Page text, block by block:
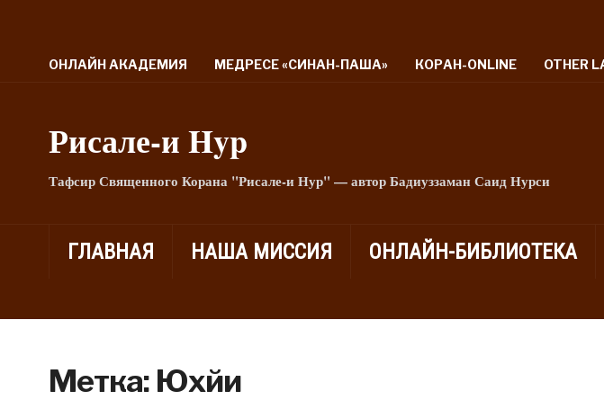
ОНЛАЙН АКАДЕМИЯ МЕДРЕСЕ «СИНАН-ПАША» КОРАН-ONLINE OTHER
Рисале-и Hyp
Тафсир Священного Корана "Рисале-и Нур" — автор Бадиуззаман Саид Нурси
ГЛАВНАЯ НАША МИССИЯ ОНЛАЙН-БИБЛИОТЕКА
Метка: Юхйи